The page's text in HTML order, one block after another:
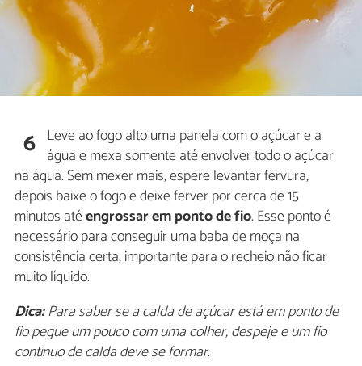
6 Leve ao fogo alto uma panela com o açúcar e a
água e mexa somente até envolver todo o açúcar
na água. Sem mexer mais, espere levantar fervura,
depois baixe o fogo e deixe ferver por cerca de 15
minutos atéengrossar em ponto de fio. Esse ponto é
necessário para conseguir uma baba de moça na
consistência certa, importante para o recheio não ficar
muito líquido.
Dica:Para saber se a calda de açúcar está em ponto de
fio pegue um pouco com uma colher, despeje e um fio
contínuo de calda deve se formar.